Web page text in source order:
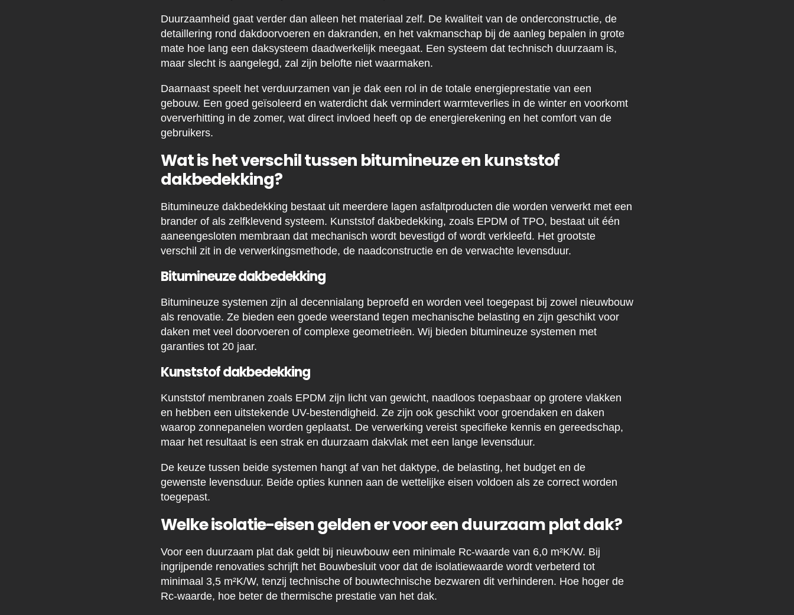
Duurzaamheid gaat verder dan alleen het materiaal zelf. De kwaliteit van de onderconstructie, de
detaillering rond dakdoorvoeren en dakranden, en het vakmanschap bij de aanleg bepalen in grote
mate hoe lang een daksysteem daadwerkelijk meegaat. Een systeem dat technisch duurzaam is,
maar slecht is aangelegd, zal zijn belofte niet waarmaken.
Daarnaast speelt het verduurzamen van je dak een rol in de totale energieprestatie van een
gebouw. Een goed geïsoleerd en waterdicht dak vermindert warmteverlies in de winter en voorkomt
oververhitting in de zomer, wat direct invloed heeft op de energierekening en het comfort van de
gebruikers.
Wat is het verschil tussen bitumineuze en kunststof
dakbedekking?
Bitumineuze dakbedekking bestaat uit meerdere lagen asfaltproducten die worden verwerkt met een
brander of als zelfklevend systeem. Kunststof dakbedekking, zoals EPDM of TPO, bestaat uit één
aaneengesloten membraan dat mechanisch wordt bevestigd of wordt verkleefd. Het grootste
verschil zit in de verwerkingsmethode, de naadconstructie en de verwachte levensduur.
Bitumineuze dakbedekking
Bitumineuze systemen zijn al decennialang beproefd en worden veel toegepast bij zowel nieuwbouw
als renovatie. Ze bieden een goede weerstand tegen mechanische belasting en zijn geschikt voor
daken met veel doorvoeren of complexe geometrieën. Wij bieden bitumineuze systemen met
garanties tot 20 jaar.
Kunststof dakbedekking
Kunststof membranen zoals EPDM zijn licht van gewicht, naadloos toepasbaar op grotere vlakken
en hebben een uitstekende UV-bestendigheid. Ze zijn ook geschikt voor groendaken en daken
waarop zonnepanelen worden geplaatst. De verwerking vereist specifieke kennis en gereedschap,
maar het resultaat is een strak en duurzaam dakvlak met een lange levensduur.
De keuze tussen beide systemen hangt af van het daktype, de belasting, het budget en de
gewenste levensduur. Beide opties kunnen aan de wettelijke eisen voldoen als ze correct worden
toegepast.
Welke isolatie-eisen gelden er voor een duurzaam plat dak?
Voor een duurzaam plat dak geldt bij nieuwbouw een minimale Rc-waarde van 6,0 m²K/W. Bij
ingrijpende renovaties schrijft het Bouwbesluit voor dat de isolatiewaarde wordt verbeterd tot
minimaal 3,5 m²K/W, tenzij technische of bouwtechnische bezwaren dit verhinderen. Hoe hoger de
Rc-waarde, hoe beter de thermische prestatie van het dak.